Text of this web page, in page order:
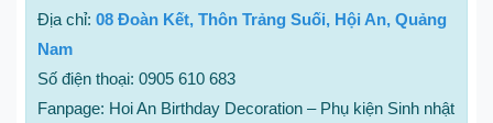
Địa chỉ: 08 Đoàn Kết, Thôn Trảng Suối, Hội An, Quảng
Nam
Số điện thoại: 0905 610 683
Fanpage: Hoi An Birthday Decoration – Phụ kiện Sinh nhật